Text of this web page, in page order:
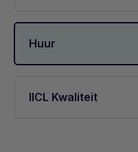
Huur
IICL Kwaliteit